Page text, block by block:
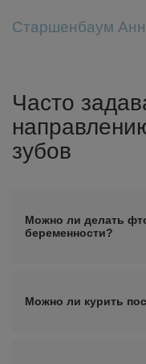
Старшенбаум
Часто
зубов
Можно ли делать
беременности?
Можно ли курить